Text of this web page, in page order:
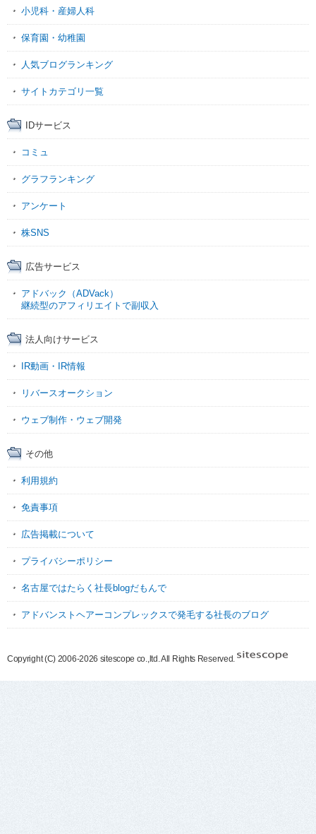
小児科・産婦人科
保育園・幼稚園
人気ブログランキング
サイトカテゴリ一覧
IDサービス
コミュ
グラフランキング
アンケート
株SNS
広告サービス
アドバック（ADVack）
継続型のアフィリエイトで副収入
法人向けサービス
IR動画・IR情報
リバースオークション
ウェブ制作・ウェブ開発
その他
利用規約
免責事項
広告掲載について
プライバシーポリシー
名古屋ではたらく社長blogだもんで
アドバンストヘアーコンプレックスで発毛する社長のブログ
Copyright (C) 2006-2026 sitescope co.,ltd. All Rights Reserved.